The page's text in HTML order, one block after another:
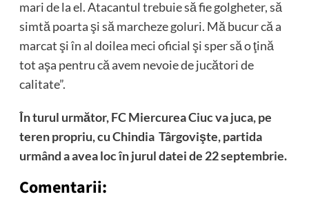
mari de la el. Atacantul trebuie să fie golgheter, să
simtă poarta şi să marcheze goluri. Mă bucur că a
marcat şi în al doilea meci oficial şi sper să o ţină
tot aşa pentru că avem nevoie de jucători de
calitate”.
În turul următor, FC Miercurea Ciuc va juca, pe
teren propriu, cu Chindia Târgovişte, partida
urmând a avea loc în jurul datei de 22 septembrie.
Comentarii: